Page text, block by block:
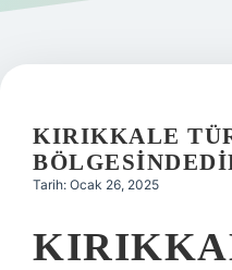
Gizlilik Politikası
Yasal Uyarı
KIRIKKALE
Tarih: Ocak 26, 2025